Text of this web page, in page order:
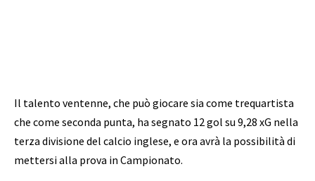
Il talento ventenne, che può giocare sia come trequartista
che come seconda punta, ha segnato 12 gol su 9,28 xG nella
terza divisione del calcio inglese, e ora avrà la possibilità di
mettersi alla prova in Campionato.